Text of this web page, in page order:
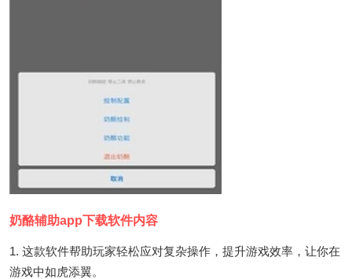
奶酪辅助app下载软件内容
1. 这款软件帮助玩家轻松应对复杂操作，提升游戏效率，让你在
游戏中如虎添翼。